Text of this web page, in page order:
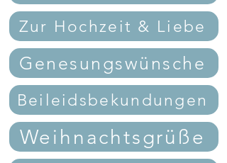
Zur Hochzeit & Liebe
Genesungswünsche
Beileidsbekundungen
Weihnachtsgrüße